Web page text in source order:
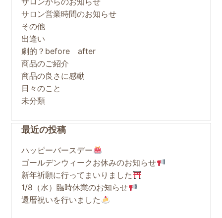
サロン営業時間のお知らせ
その他
出逢い
劇的？before after
商品のご紹介
商品の良さに感動
日々のこと
未分類
最近の投稿
ハッピーバースデー
ゴールデンウィークお休みのお知らせ
新年祈願に行ってまいりました
1/8（水）臨時休業のお知らせ
還暦祝いを行いました